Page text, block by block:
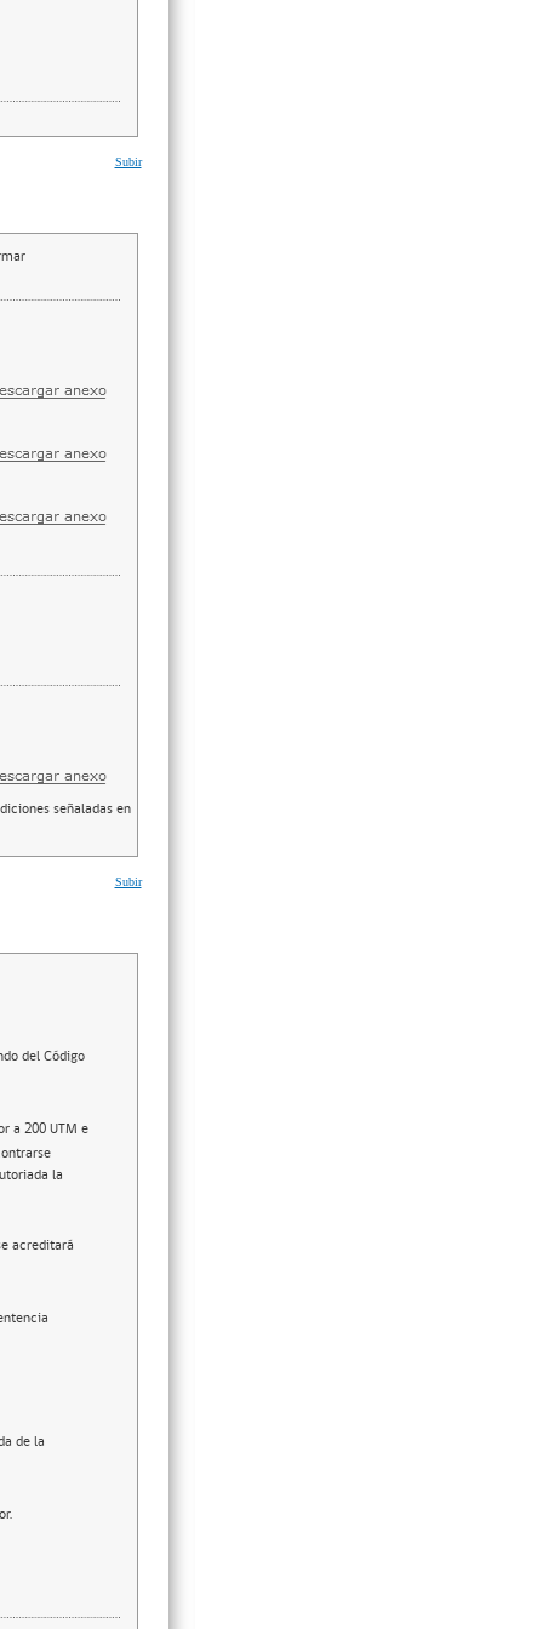
Subir
señaladas en
Subir
del Código
a 200 UTM e
la
acreditará
de la